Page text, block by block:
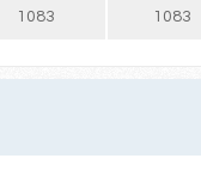
1083 1083